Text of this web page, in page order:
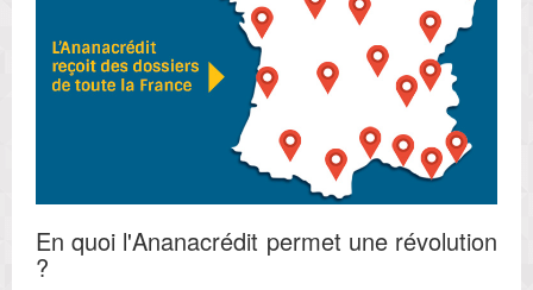
En quoi l'Ananacrédit permet une révolution
?